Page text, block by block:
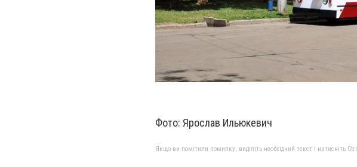
Фото: Ярослав Ильюкевич
Якщо ви помітили помилку, виділіть необхідний текст і натисніть